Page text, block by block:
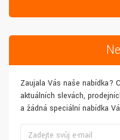
Zaujala Vás naše nabídka?
aktuálních slevách,
a žádná speciální nabídka